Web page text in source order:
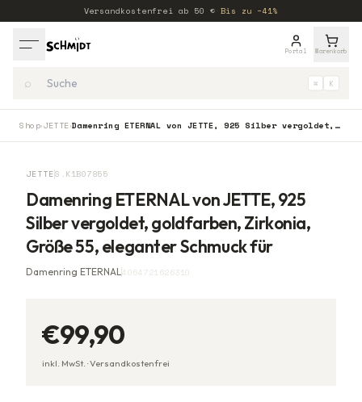
Versandkostenfrei ab 50 € Bis zu −41%
Portal Warenkorb
⌕ ⌘ K
Shop›JETTE› Damenring ETERNAL von JETTE, 925 Silber vergoldet, goldfarben, Zirkonia, Größe 55, eleganter Schmuck für
JETTES.K1B07855
Damenring ETERNAL von JETTE, 925
Silber vergoldet, goldfarben, Zirkonia,
Größe 55, eleganter Schmuck für
Damenring ETERNAL4064721626310
€99,90
inkl. MwSt. ·Versandkostenfrei